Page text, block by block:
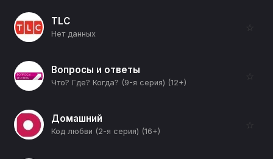
TLC
Нет данных
☆
Вопросы и ответы
Что? Где? Когда? (9-я серия) (12+)
☆
Домашний
Код любви (2-я серия) (16+)
☆